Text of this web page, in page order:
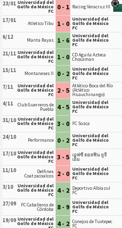
23/01 Universidad del
Golfo de México
FC 0 - 1 Racing Veracruz III
17/01 Atletico Tibu 1 - 0 Universidad del
Golfo de México
FC
6/12
Manta Rayas 1 - 6 Universidad del
Golfo de México
FC
21/11 Universidad del
Golfo de México
FC 1 - 0 CD Aguila Azteca
Chocaman
15/11
Montaneses II 0 - 2 Universidad del
Golfo de México
FC
7/11
Universidad del
Golfo de México
FC 2 - 5 Atlético Boca del Río
(Atlético
Huauchinango)
4/11
Club Guerreros de
Puebla 4 - 5 Universidad del
Golfo de México
FC
31/10 Universidad del
Golfo de México
FC 3 - 0 FC Sozca
24/10
Performance 0 - 2 Universidad del
Golfo de México
FC
17/10 Universidad del
Golfo de México
FC 3 - 5 เอฟซี ดอลฟิน ยูจี
เอ็ม
11/10
Delfines
Coatzacoalcos 2 - 0 Universidad del
Golfo de México
FC
3/10
Universidad del
Golfo de México
FC 4 - 2 Deportivo Albiazul
FC
27/09
FC Caballeros de
Córdoba 8 - 9 Universidad del
Golfo de México
FC
19/09 Universidad del
Golfo de México 4 - 2 Conejos de Tuxtepec
FC